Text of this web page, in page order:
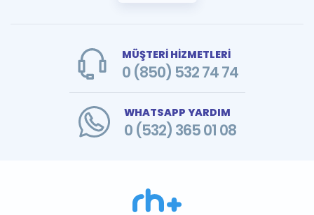
MÜŞTERİ HİZMETLERİ
0 (850) 532 74 74
WHATSAPP YARDIM
0 (532) 365 01 08